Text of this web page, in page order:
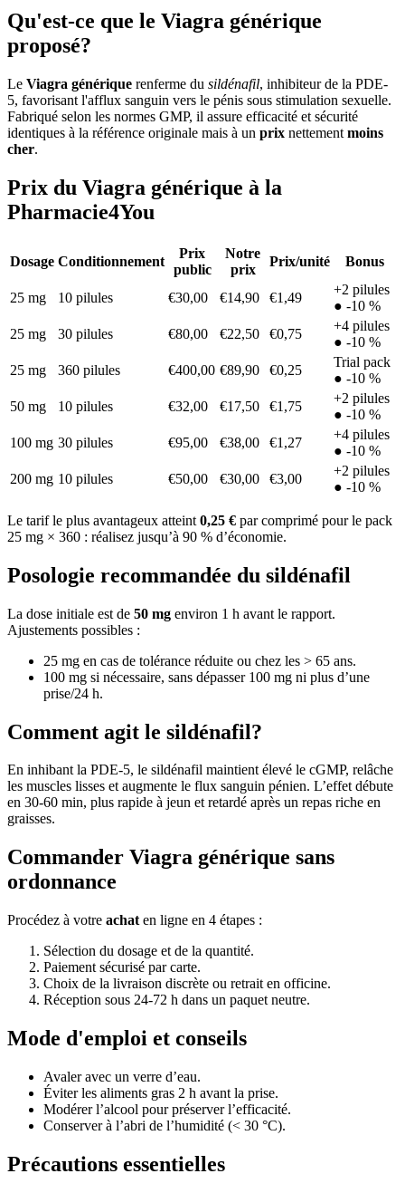
Qu'est-ce que le Viagra générique
proposé?
Le Viagra générique renferme du sildénafil, inhibiteur de la PDE-
5, favorisant l'afflux sanguin vers le pénis sous stimulation sexuelle.
Fabriqué selon les normes GMP, il assure efficacité et sécurité
identiques à la référence originale mais à un prix nettement moins
cher.
Prix du Viagra générique à la
Pharmacie4You
Dosage Conditionnement
Prix
public
Notre
prix
Prix/unité Bonus
25 mg 10 pilules €30,00 €14,90 €1,49
+2 pilules
● -10 %
25 mg
30 pilules €80,00 €22,50 €0,75
+4 pilules
● -10 %
25 mg
360 pilules €400,00 €89,90 €0,25
Trial pack
● -10 %
50 mg
10 pilules €32,00 €17,50 €1,75
+2 pilules
● -10 %
100 mg 30 pilules €95,00 €38,00 €1,27
+4 pilules
● -10 %
200 mg 10 pilules €50,00 €30,00 €3,00
+2 pilules
● -10 %
Le tarif le plus avantageux atteint 0,25 € par comprimé pour le pack
25 mg × 360 : réalisez jusqu’à 90 % d’économie.
Posologie recommandée du sildénafil
La dose initiale est de 50 mg environ 1 h avant le rapport.
Ajustements possibles :
25 mg en cas de tolérance réduite ou chez les > 65 ans.
100 mg si nécessaire, sans dépasser 100 mg ni plus d’une
prise/24 h.
Comment agit le sildénafil?
En inhibant la PDE-5, le sildénafil maintient élevé le cGMP, relâche
les muscles lisses et augmente le flux sanguin pénien. L’effet débute
en 30-60 min, plus rapide à jeun et retardé après un repas riche en
graisses.
Commander Viagra générique sans
ordonnance
Procédez à votre achat en ligne en 4 étapes :
Sélection du dosage et de la quantité.
Paiement sécurisé par carte.
Choix de la livraison discrète ou retrait en officine.
Réception sous 24-72 h dans un paquet neutre.
Mode d'emploi et conseils
Avaler avec un verre d’eau.
Éviter les aliments gras 2 h avant la prise.
Modérer l’alcool pour préserver l’efficacité.
Conserver à l’abri de l’humidité (< 30 °C).
Précautions essentielles